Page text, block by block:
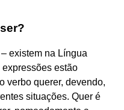
existem na Língua
estão
verbo querer, devendo,
situações. Quer é